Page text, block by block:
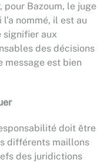
pour Bazoum, le juge
nommé, il est au
signifier aux
des décisions
message est bien
doit être
différents maillons
des juridictions